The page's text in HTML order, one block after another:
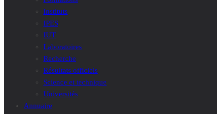
Instituts
IPES
IUT
Laboratoires
Recherche
Résultats officiels
Science et technique
Universités
Annuaire